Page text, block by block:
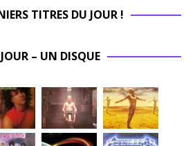
TITRES DU JOUR !
– UN DISQUE